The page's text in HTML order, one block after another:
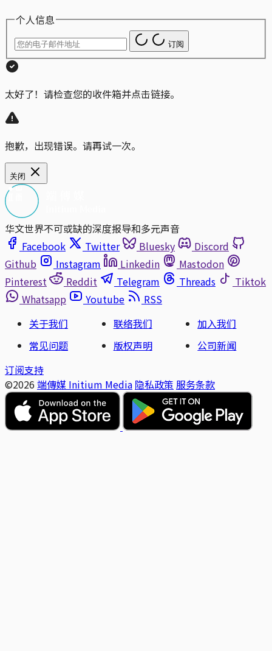
个人信息
订阅
太好了！请检查您的收件箱并点击链接。
抱歉，出现错误。请再试一次。
关闭
华文世界不可或缺的深度报导和多元声音
Facebook
Twitter Bluesky
Discord
Github
Instagram Linkedin
Mastodon
Pinterest
Reddit Telegram Threads
Tiktok
Whatsapp
Youtube
RSS
关于我们
联络我们
加入我们
常见问题
版权声明
公司新闻
订阅支持
©2026 端傳媒 Initium Media 隐私政策 服务条款